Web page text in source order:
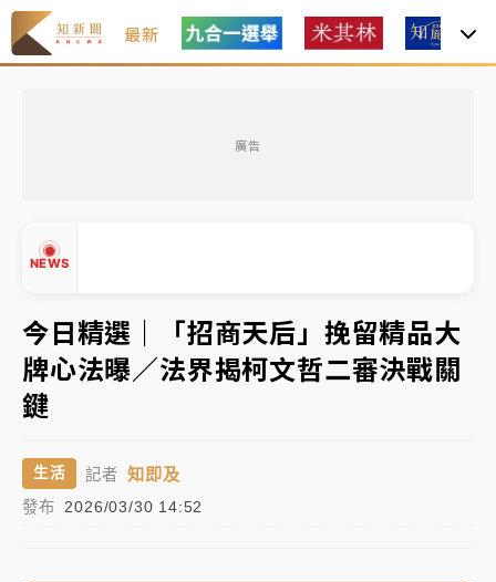
最新
廣告
NEWS
處置制度大變革！ 證交所今起縮短股票「關禁閉」天
才續任就飛美國大學面試 清大校長高為元致歉：機會
到來時引起我的好奇
白海豚颱風解除海警 西南風來了！4縣市大雨特報、各
地午後雷雨
分析｜ 7月營收甫首破單月9000億元下半年續旺指
標？ 鴻海本週法說法人關注的四大重點
▲
▼
今日精選｜「招商天后」挽留精品大
牌心法曝／法界揭柯文哲二審決戰關
鍵
生活 記者 知即及
發布 2026/03/30 14:52